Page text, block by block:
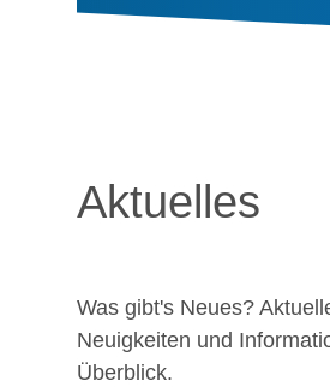
Aktuelles
Was gibt's Neues?
Neuigkeiten und
Überblick.